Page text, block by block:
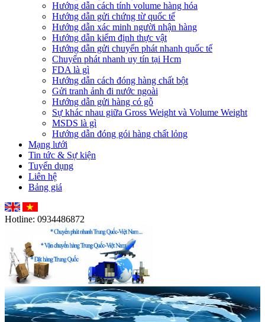
Hướng dẫn cách tính volume hàng hóa
Hướng dẫn gửi chứng từ quốc tế
Hướng dẫn xác minh người nhận hàng
Hướng dẫn kiểm định thực vật
Hướng dẫn gửi chuyển phát nhanh quốc tế
Chuyển phát nhanh uy tín tại Hcm
FDA là gì
Hướng dẫn cách đóng hàng chất bột
Gửi tranh ảnh đi nước ngoài
Hướng dẫn gửi hàng có gỗ
Sự khác nhau giữa Gross Weight và Volume Weight
MSDS là gì
Hướng dẫn đóng gói hàng chất lỏng
Mạng lưới
Tin tức & Sự kiện
Tuyển dụng
Liên hệ
Bảng giá
Hotline: 0934486872